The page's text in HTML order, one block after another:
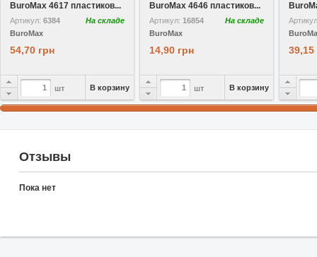
BuroMax 4617 пластиков...
Артикул: 6384
На складе
BuroMax
54,70 грн
шт В корзину
BuroMax 4646 пластиков...
Артикул: 16854
На складе
BuroMax
14,90 грн
шт В корзину
39,15
Отзывы
Пока нет